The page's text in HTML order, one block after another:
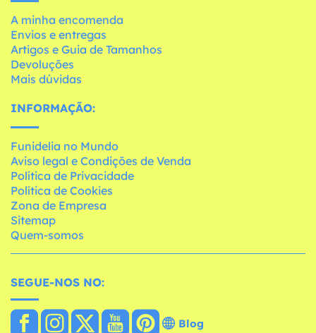
A minha encomenda
Envios e entregas
Artigos e Guia de Tamanhos
Devoluções
Mais dúvidas
INFORMAÇÃO:
Funidelia no Mundo
Aviso legal e Condições de Venda
Política de Privacidade
Política de Cookies
Zona de Empresa
Sitemap
Quem-somos
SEGUE-NOS NO:
Blog